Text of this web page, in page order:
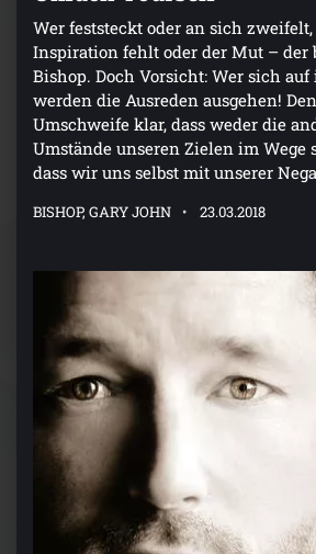
Wer feststeckt oder an sich
Inspiration fehlt oder der Mut – der
Bishop. Doch Vorsicht: Wer sich
werden die Ausreden ausgehen!
Umschweife klar, dass weder die
Umstände unseren Zielen im Wege
dass wir uns selbst mit unserer
BISHOP, GARY JOHN 23.03.2018